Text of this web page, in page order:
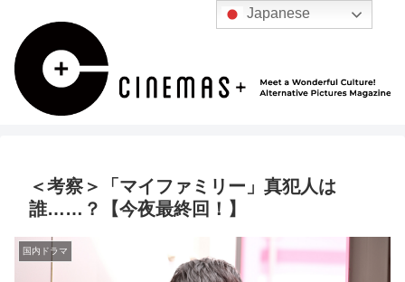
＜考察＞「マイファミリー」真犯人は
誰……？【今夜最終回！】
国内ドラマ
Japanese